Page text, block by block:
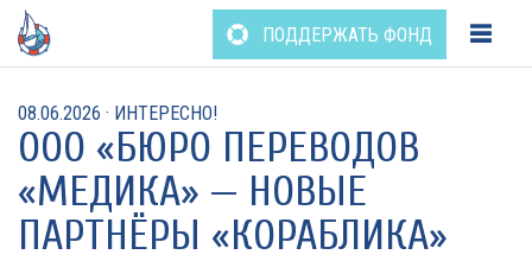
Перейти
содержанию
ПОДДЕРЖАТЬ ФОНД
08.06.2026 · ИНТЕРЕСНО!
ООО «БЮРО ПЕРЕВОДОВ
«МЕДИКА» — НОВЫЕ
ПАРТНЁРЫ «КОРАБЛИКА»